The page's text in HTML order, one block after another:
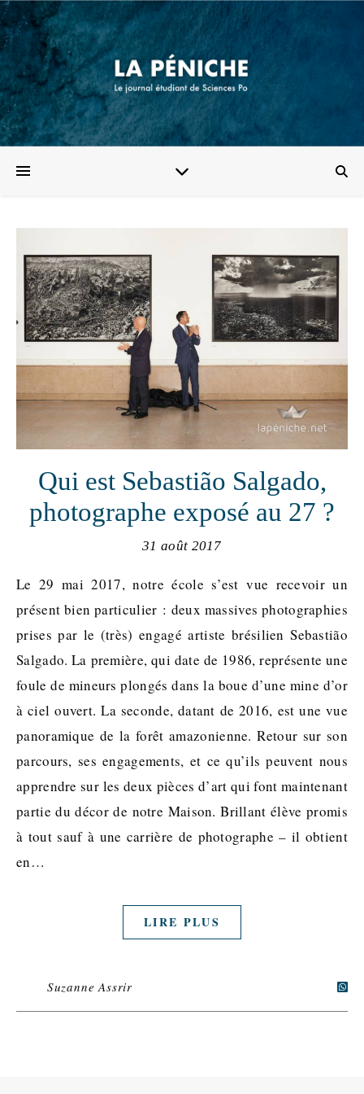
Qui est Sebastião Salgado,
photographe exposé au 27 ?
31 août 2017
Le 29 mai 2017, notre école s’est vue recevoir un
présent bien particulier : deux massives photographies
prises par le (très) engagé artiste brésilien Sebastião
Salgado. La première, qui date de 1986, représente une
foule de mineurs plongés dans la boue d’une mine d’or
à ciel ouvert. La seconde, datant de 2016, est une vue
panoramique de la forêt amazonienne. Retour sur son
parcours, ses engagements, et ce qu’ils peuvent nous
apprendre sur les deux pièces d’art qui font maintenant
partie du décor de notre Maison. Brillant élève promis
à tout sauf à une carrière de photographe – il obtient
en…
LIRE PLUS
Suzanne Assrir